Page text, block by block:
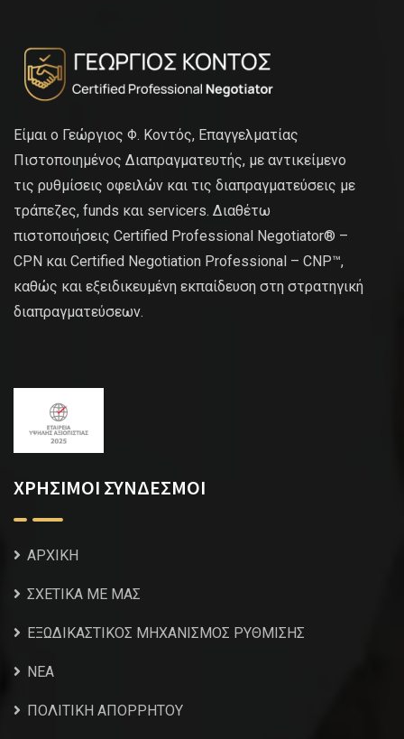
Είμαι ο Γεώργιος Φ. Κοντός, Επαγγελματίας
Πιστοποιημένος Διαπραγματευτής, με αντικείμενο
τις ρυθμίσεις οφειλών και τις διαπραγματεύσεις με
τράπεζες, funds και servicers. Διαθέτω
πιστοποιήσεις Certified Professional Negotiator® –
CPN και Certified Negotiation Professional – CNP™,
καθώς και εξειδικευμένη εκπαίδευση στη στρατηγική
διαπραγματεύσεων.
ΧΡΗΣΙΜΟΙ ΣΥΝΔΕΣΜΟΙ
ΑΡΧΙΚΗ
ΣΧΕΤΙΚΑ ΜΕ ΜΑΣ
ΕΞΩΔΙΚΑΣΤΙΚΟΣ ΜΗΧΑΝΙΣΜΟΣ ΡΥΘΜΙΣΗΣ
NEA
ΠΟΛΙΤΙΚΗ ΑΠΟΡΡΗΤΟΥ